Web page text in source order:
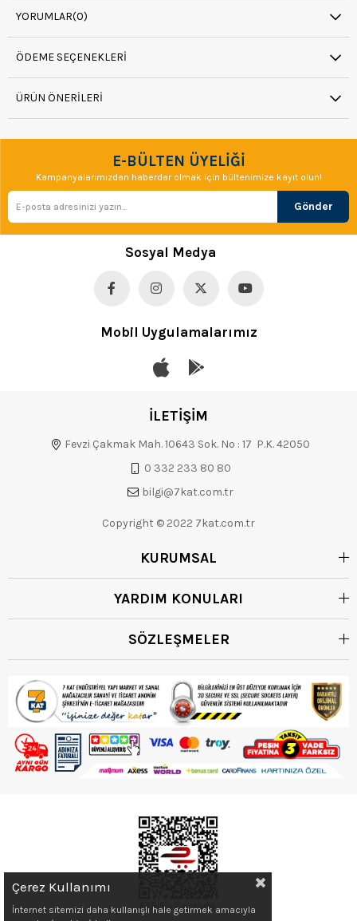
YORUMLAR(0)
ÖDEME SEÇENEKLERI
ÜRÜN ÖNERILERI
E-BÜLTEN ÜYELİĞİ
Kampanyalarımızdan haberdar olmak için bültenimize kayıt olun!
Gönder
Sosyal Medya
Mobil Uygulamalarımız
İLETİŞİM
Fevzi Çakmak Mah. 10643 Sok. No : 17 P.K. 42050
0 332 233 80 80
bilgi@7kat.com.tr
Copyright © 2022 7kat.com.tr
KURUMSAL
YARDIM KONULARI
SÖZLEŞMELER
Çerez Kullanımı
İnternet sitemizi daha kullanışlı hale getirmek amacıyla